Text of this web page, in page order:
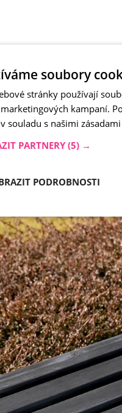
soubory
stránky používají
kampaní.
souladu s našimi
PARTNERY (5) →
PODROBNOSTI
nutné soubory
nutné soubory cookie umožňují
bez nezbytně nutných souborů
Poskytovatel /
Doména
CookieScript
.ferobet.cz